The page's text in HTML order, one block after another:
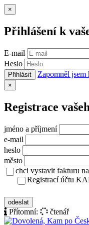
×
Přihlášení k
E-mail
Heslo
Přihlásit Zapomněl jsem
×
Registrace
jméno a příjmení
e-mail
heslo
město
chci vystavit fakturu
Registrací účtu
odeslat
Přítomní:
čtenář